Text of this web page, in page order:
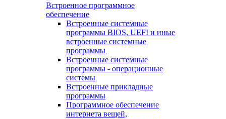
Встроенное программное
обеспечение
Встроенные системные
программы BIOS, UEFI и иные
встроенные системные
программы
Встроенные системные
программы - операционные
системы
Встроенные прикладные
программы
Программное обеспечение
интернета вещей,